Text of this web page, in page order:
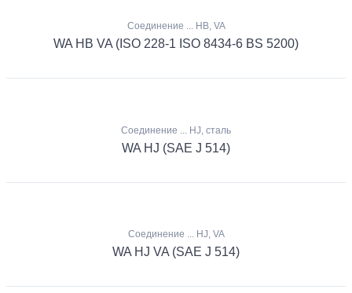
Соединение ... HB, VA
WA HB VA (ISO 228-1 ISO 8434-6 BS 5200)
Соединение ... HJ, сталь
WA HJ (SAE J 514)
Соединение ... HJ, VA
WA HJ VA (SAE J 514)